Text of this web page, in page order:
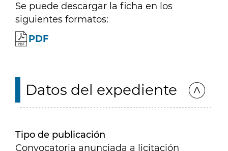
Se puede descargar la ficha en los
siguientes formatos:
PDF
Datos del expediente
Tipo de publicación
Convocatoria anunciada a licitación